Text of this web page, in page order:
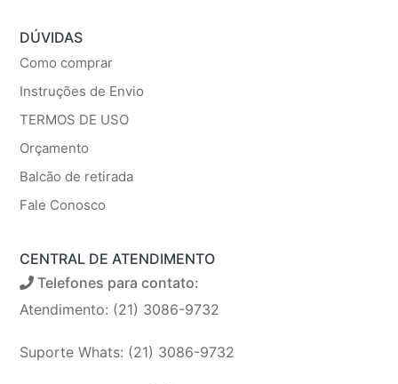
DÚVIDAS
Como comprar
Instruções de Envio
TERMOS DE USO
Orçamento
Balcão de retirada
Fale Conosco
CENTRAL DE ATENDIMENTO
Telefones para contato:
Atendimento: (21) 3086-9732
Suporte Whats: (21) 3086-9732